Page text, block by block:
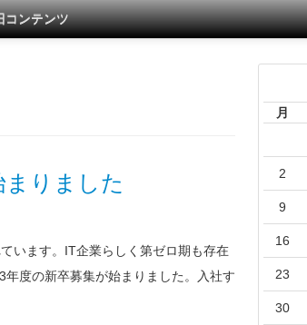
コンテンツ
りました
います。IT企業らしく第ゼロ期も存在
度の新卒募集が始まりました。入社す
月
2
9
16
23
30